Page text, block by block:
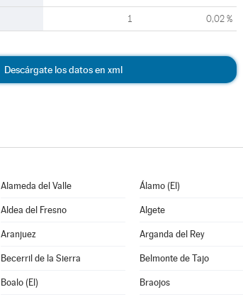
1 0,02 %
Descárgate los datos en xml
Alameda del Valle Álamo (El)
Aldea del Fresno Algete
Aranjuez Arganda del Rey
Becerril de la Sierra Belmonte de Tajo
Boalo (El) Braojos